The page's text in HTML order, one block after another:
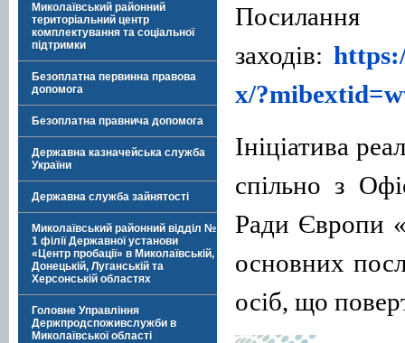
Миколаївський районний
територіальний центр
комплектування та соціальної
підтримки
Безоплатна первинна правова
допомога
Безоплатна правнича допомога
Державна казначейська служба
України
Державна служба зайнятості
Миколаївський районний відділ №
1 філії Державної установи
«Центр пробації» в Миколаївській,
Донецькій, Луганській та
Херсонській областях
Головне Управління
Держпродспоживслужби в
Миколаївської області
заходів:
x/
Ініціатива
спільно з
Ради Європи
основних
осіб, що